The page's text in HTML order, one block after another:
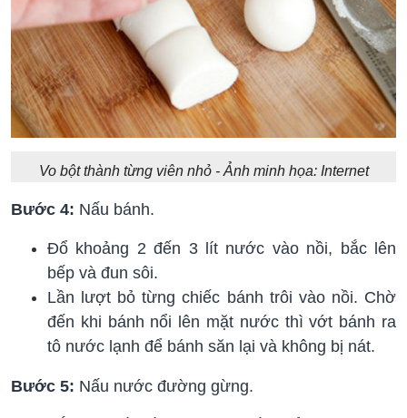
Vo bột thành từng viên nhỏ - Ảnh minh họa: Internet
Bước 4: Nấu bánh.
Đổ khoảng 2 đến 3 lít nước vào nồi, bắc lên
bếp và đun sôi.
Lần lượt bỏ từng chiếc bánh trôi vào nồi. Chờ
đến khi bánh nổi lên mặt nước thì vớt bánh ra
tô nước lạnh để bánh săn lại và không bị nát.
Bước 5: Nấu nước đường gừng.